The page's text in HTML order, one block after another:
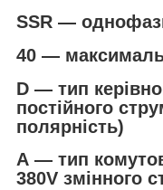
SSR —
40 —
D — тип
постійного
полярність)
А — тип
380V змінного